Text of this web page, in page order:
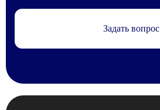
Задать вопрос